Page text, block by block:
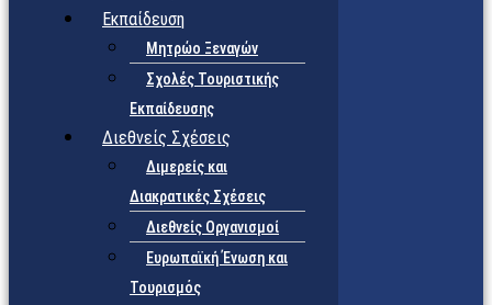
Εκπαίδευση
Μητρώο Ξεναγών
Σχολές Τουριστικής
Εκπαίδευσης
Διεθνείς Σχέσεις
Διμερείς και
Διακρατικές Σχέσεις
Διεθνείς Οργανισμοί
Ευρωπαϊκή Ένωση και
Τουρισμός